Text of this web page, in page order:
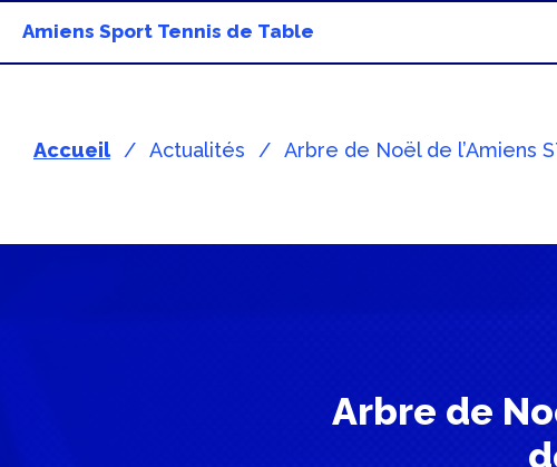
Amiens Sport Tennis de Table
Accueil Actualités Arbre de Noël de l’Amiens
Arbre de